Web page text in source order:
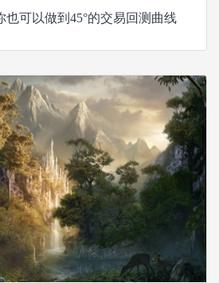
也可以做到45°的交易回测曲线